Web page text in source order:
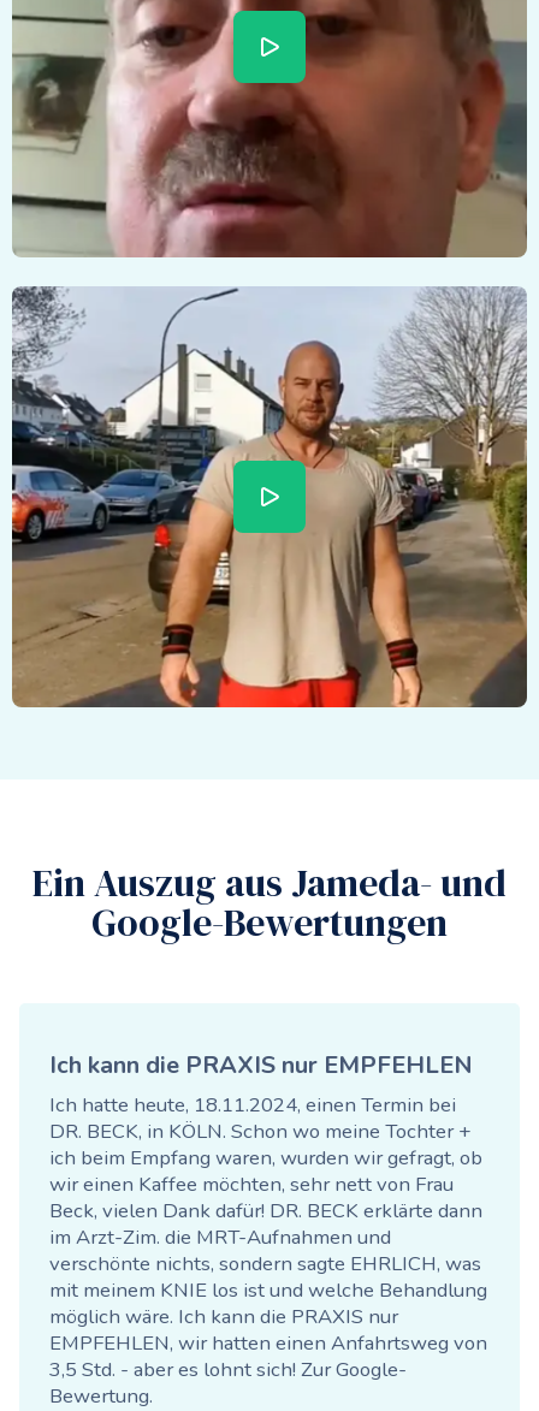
Ein Auszug aus Jameda- und
Google-Bewertungen
Ich kann die PRAXIS nur EMPFEHLEN
Ich hatte heute, 18.11.2024, einen Termin bei
DR. BECK, in KÖLN. Schon wo meine Tochter +
ich beim Empfang waren, wurden wir gefragt, ob
wir einen Kaffee möchten, sehr nett von Frau
Beck, vielen Dank dafür! DR. BECK erklärte dann
im Arzt-Zim. die MRT-Aufnahmen und
verschönte nichts, sondern sagte EHRLICH, was
mit meinem KNIE los ist und welche Behandlung
möglich wäre. Ich kann die PRAXIS nur
EMPFEHLEN, wir hatten einen Anfahrtsweg von
3,5 Std. - aber es lohnt sich! Zur Google-
Bewertung.